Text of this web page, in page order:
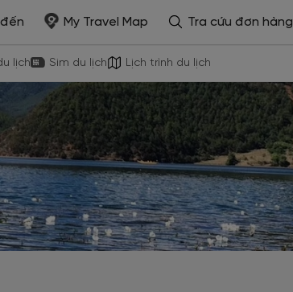
My Travel Map Tra cứu đơn hàng
lịch Sim du lịch Lịch trình du lịch